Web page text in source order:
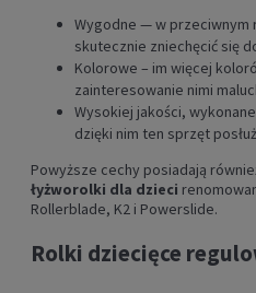
Wygodne — w przeciwnym
skutecznie zniechęcić się
Kolorowe – im więcej
zainteresowanie nimi
Wysokiej jakości,
dzięki nim ten sprzęt
Powyższe cechy posiadają
łyżworolki dla dzieci
Rollerblade, K2 i Powerslide.
Rolki dziecięce